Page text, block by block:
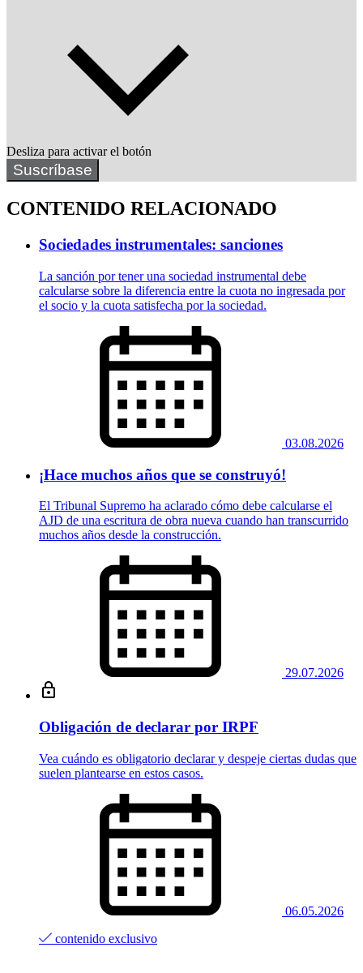
Desliza para activar el botón
Suscríbase
CONTENIDO RELACIONADO
Sociedades instrumentales: sanciones
La sanción por tener una sociedad instrumental debe
calcularse sobre la diferencia entre la cuota no ingresada por
el socio y la cuota satisfecha por la sociedad.
03.08.2026
¡Hace muchos años que se construyó!
El Tribunal Supremo ha aclarado cómo debe calcularse el
AJD de una escritura de obra nueva cuando han transcurrido
muchos años desde la construcción.
29.07.2026
Obligación de declarar por IRPF
Vea cuándo es obligatorio declarar y despeje ciertas dudas que
suelen plantearse en estos casos.
06.05.2026
contenido exclusivo